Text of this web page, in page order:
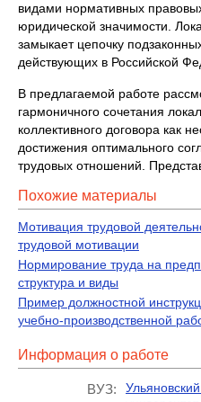
видами нормативных
юридической значимости.
замыкает цепочку
действующих в Российской
В предлагаемой работе
гармоничного сочетания
коллективного договора как
достижения оптималь­ного
трудовых отношений.
Похожие материалы
Мотивация трудовой
трудовой мотивации
Нормирование труда на
структура и виды
Пример должностной
учебно-производственной
Информация о работе
ВУЗ: